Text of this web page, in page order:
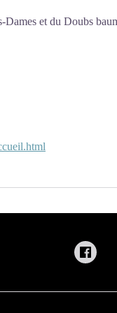
Dames et du Doubs